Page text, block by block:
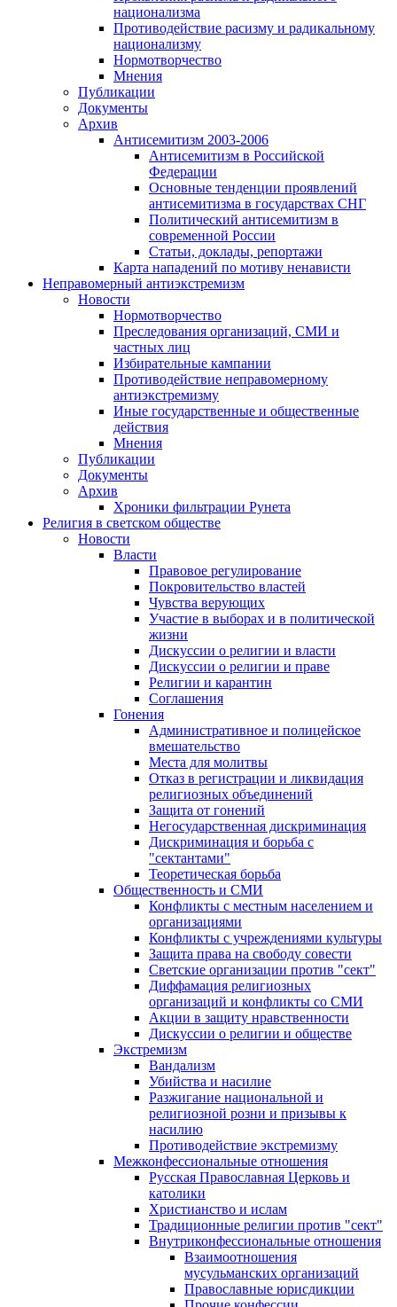
национализма
Противодействие расизму и радикальному
национализму
Нормотворчество
Мнения
Публикации
Документы
Архив
Антисемитизм 2003-2006
Антисемитизм в Российской
Федерации
Основные тенденции проявлений
антисемитизма в государствах СНГ
Политический антисемитизм в
современной России
Статьи, доклады, репортажи
Карта нападений по мотиву ненависти
Неправомерный антиэкстремизм
Новости
Нормотворчество
Преследования организаций, СМИ и
частных лиц
Избирательные кампании
Противодействие неправомерному
антиэкстремизму
Иные государственные и общественные
действия
Мнения
Публикации
Документы
Архив
Хроники фильтрации Рунета
Религия в светском обществе
Новости
Власти
Правовое регулирование
Покровительство властей
Чувства верующих
Участие в выборах и в политической
жизни
Дискуссии о религии и власти
Дискуссии о религии и праве
Религии и карантин
Соглашения
Гонения
Административное и полицейское
вмешательство
Места для молитвы
Отказ в регистрации и ликвидация
религиозных объединений
Защита от гонений
Негосударственная дискриминация
Дискриминация и борьба с
"сектантами"
Теоретическая борьба
Общественность и СМИ
Конфликты с местным населением и
организациями
Конфликты с учреждениями культуры
Защита права на свободу совести
Светские организации против "сект"
Диффамация религиозных
организаций и конфликты со СМИ
Акции в защиту нравственности
Дискуссии о религии и обществе
Экстремизм
Вандализм
Убийства и насилие
Разжигание национальной и
религиозной розни и призывы к
насилию
Противодействие экстремизму
Межконфессиональные отношения
Русская Православная Церковь и
католики
Христианство и ислам
Традиционные религии против "сект"
Внутриконфессиональные отношения
Взаимоотношения
мусульманских организаций
Православные юрисдикции